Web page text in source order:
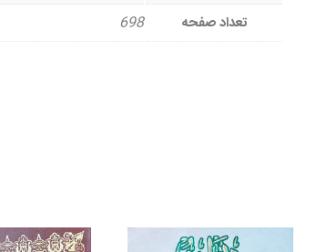
تعداد صفحه
698